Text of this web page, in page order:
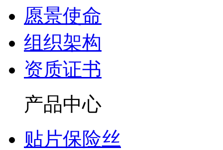
愿景使命
组织架构
资质证书
产品中心
贴片保险丝